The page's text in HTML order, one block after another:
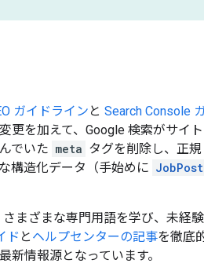
ガイドライン と Search Console
を加えて、Google 検索がサイ
でいた meta タグを削除し、正
構造化データ（手始めに
まざまな専門用語を学び、未経
ド と ヘルプセンターの記事を徹底
情報源となっています。